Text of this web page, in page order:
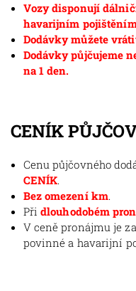
Vozy disponují
havarijním
Dodávky můžete
Dodávky půjčujeme
na 1 den.
CENÍK
Cenu půjčovného
CENÍK.
Bez omezení km.
Při dlouhodobém
V ceně pronájmu je
povinné a havarijní